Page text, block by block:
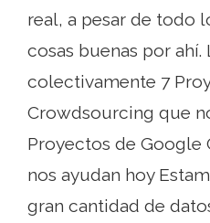
real, a pesar de todo
cosas buenas por ahí.
colectivamente 7
Crowdsourcing que
Proyectos de
nos ayudan hoy
gran cantidad de